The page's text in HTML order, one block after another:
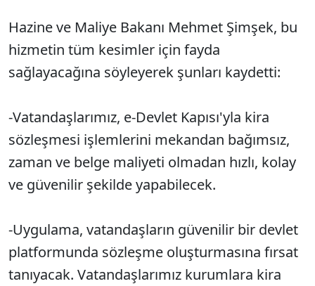
Hazine ve Maliye Bakanı Mehmet Şimşek, bu
hizmetin tüm kesimler için fayda
sağlayacağına söyleyerek şunları kaydetti:
-Vatandaşlarımız, e-Devlet Kapısı'yla kira
sözleşmesi işlemlerini mekandan bağımsız,
zaman ve belge maliyeti olmadan hızlı, kolay
ve güvenilir şekilde yapabilecek.
-Uygulama, vatandaşların güvenilir bir devlet
platformunda sözleşme oluşturmasına fırsat
tanıyacak. Vatandaşlarımız kurumlara kira